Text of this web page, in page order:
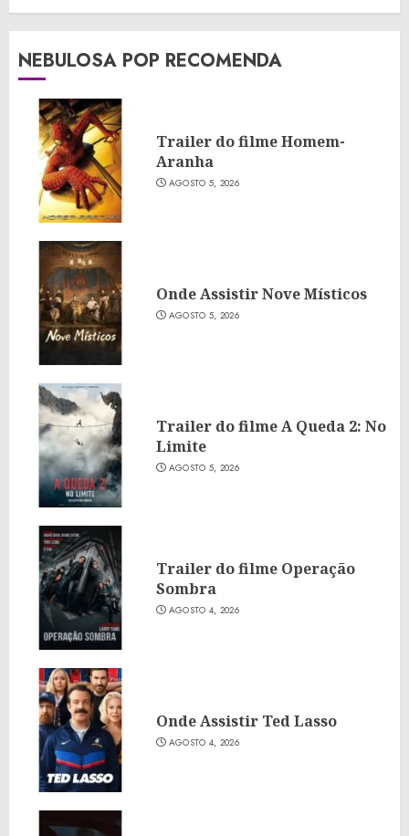
NEBULOSA POP RECOMENDA
Trailer do filme Homem-
Aranha
AGOSTO 5, 2026
Onde Assistir Nove Místicos
AGOSTO 5, 2026
Trailer do filme A Queda 2: No
Limite
AGOSTO 5, 2026
Trailer do filme Operação
Sombra
AGOSTO 4, 2026
Onde Assistir Ted Lasso
AGOSTO 4, 2026